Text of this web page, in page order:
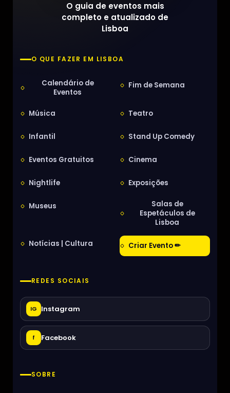
O guia de eventos mais
completo e atualizado de
Lisboa
O QUE FAZER EM LISBOA
Calendário de
Eventos
Fim de Semana
Música Teatro
Infantil Stand Up Comedy
Eventos Gratuitos Cinema
Nightlife Exposições
Museus
Salas de
Espetáculos de
Lisboa
Notícias | Cultura Criar Evento ✏
REDES SOCIAIS
IG Instagram
f Facebook
SOBRE